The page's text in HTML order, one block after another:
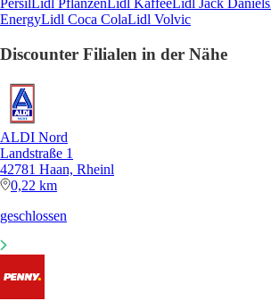
Persil Lidl Pflanzen Lidl Kaffee Lidl Jack Daniels
EnergyLidl Coca ColaLidl Volvic
Discounter Filialen in der Nähe
ALDI Nord
Landstraße 1
42781 Haan, Rheinl
0,22 km
geschlossen